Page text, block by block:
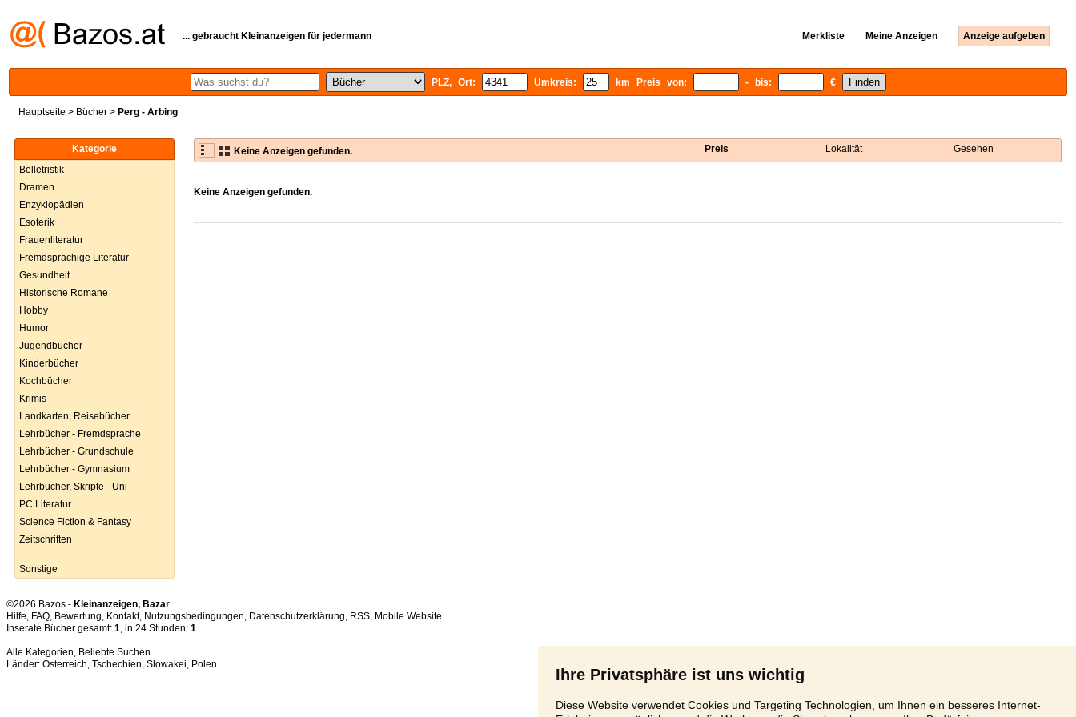
Ihre Privatsphäre ist uns wichtig
Diese Website verwendet Cookies und Targeting Technologien, um Ihnen ein besseres Internet-
... gebraucht Kleinanzeigen für jedermann Merkliste Meine Anzeigen Anzeige aufgeben
PLZ, Ort: Umkreis: km Preis von: - bis: €
Hauptseite > Bücher > Perg - Arbing
Kategorie
Belletristik
Dramen
Enzyklopädien
Esoterik
Frauenliteratur
Fremdsprachige Literatur
Gesundheit
Historische Romane
Hobby
Humor
Jugendbücher
Kinderbücher
Kochbücher
Krimis
Landkarten, Reisebücher
Lehrbücher - Fremdsprache
Lehrbücher - Grundschule
Lehrbücher - Gymnasium
Lehrbücher, Skripte - Uni
PC Literatur
Science Fiction & Fantasy
Zeitschriften
Sonstige
Keine Anzeigen gefunden. Preis Lokalität Gesehen
Keine Anzeigen gefunden.
©2026 Bazos - Kleinanzeigen, Bazar
Hilfe, FAQ, Bewertung, Kontakt, Nutzungsbedingungen, Datenschutzerklärung, RSS,
Inserate Bücher gesamt: 1, in 24 Stunden: 1
Alle Kategorien, Beliebte Suchen
Länder: Österreich, Tschechien, Slowakei, Polen